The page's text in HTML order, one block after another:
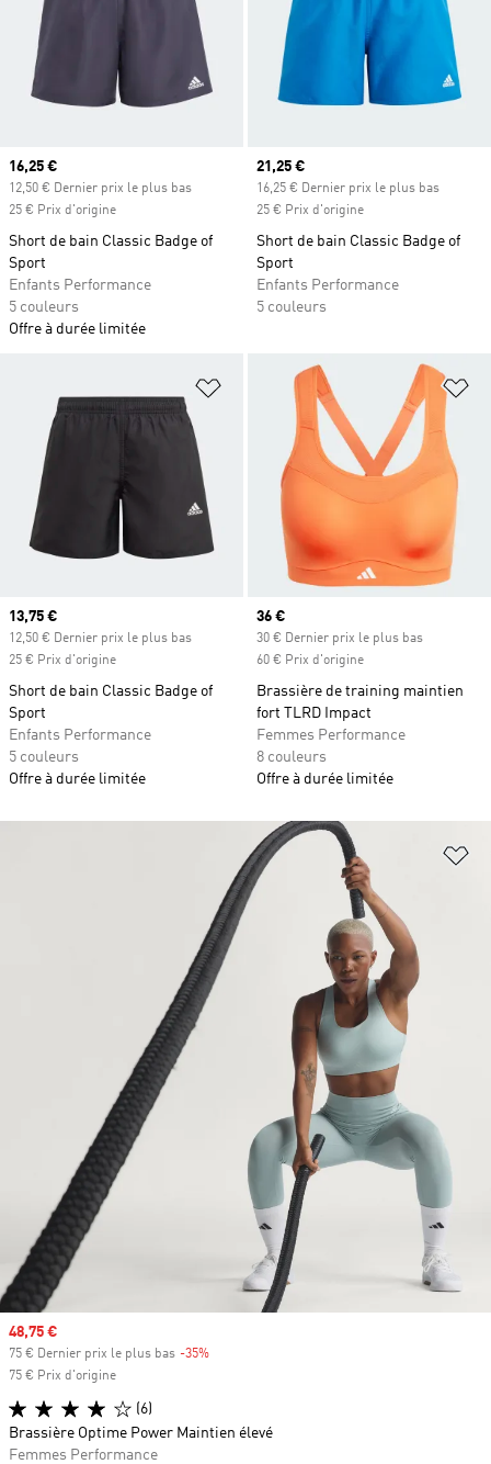
Prix actuel
16,25 €
12,50 € Dernier prix le plus bas
25 € Prix d'origine
Short de bain Classic Badge of
Sport
Enfants Performance
5 couleurs
Offre à durée limitée
Prix actuel
21,25 €
16,25 € Dernier prix le plus bas
25 € Prix d'origine
Short de bain Classic Badge of
Sport
Enfants Performance
5 couleurs
Ajouter à la Liste de produits
Prix actuel
13,75 €
12,50 € Dernier prix le plus bas
25 € Prix d'origine
Short de bain Classic Badge of
Sport
Enfants Performance
5 couleurs
Offre à durée limitée
Prix actuel
36 €
30 € Dernier prix le plus bas
60 € Prix d'origine
Brassière de training maintien
fort TLRD Impact
Femmes Performance
8 couleurs
Offre à durée limitée
Prix soldé
48,75 €
75 € Dernier prix le plus bas -35%
75 € Prix d'origine
(6)
Brassière Optime Power Maintien élevé
Femmes Performance